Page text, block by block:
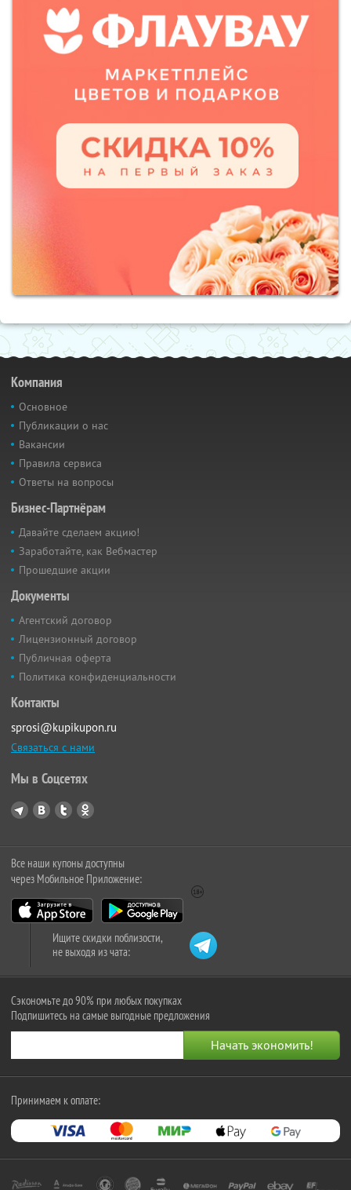
Компания
Основное
Публикации о нас
Вакансии
Правила сервиса
Ответы на вопросы
Бизнес-Партнёрам
Давайте сделаем акцию!
Заработайте, как Вебмастер
Прошедшие акции
Документы
Агентский договор
Лицензионный договор
Публичная оферта
Политика конфиденциальности
Контакты
sprosi@kupikupon.ru
Связаться с нами
Мы в Соцсетях
Все наши купоны доступны
через Мобильное Приложение:
Ищите скидки поблизости,
не выходя из чата:
Сэкономьте до 90% при любых покупках
Подпишитесь на самые выгодные предложения
Принимаем к оплате: